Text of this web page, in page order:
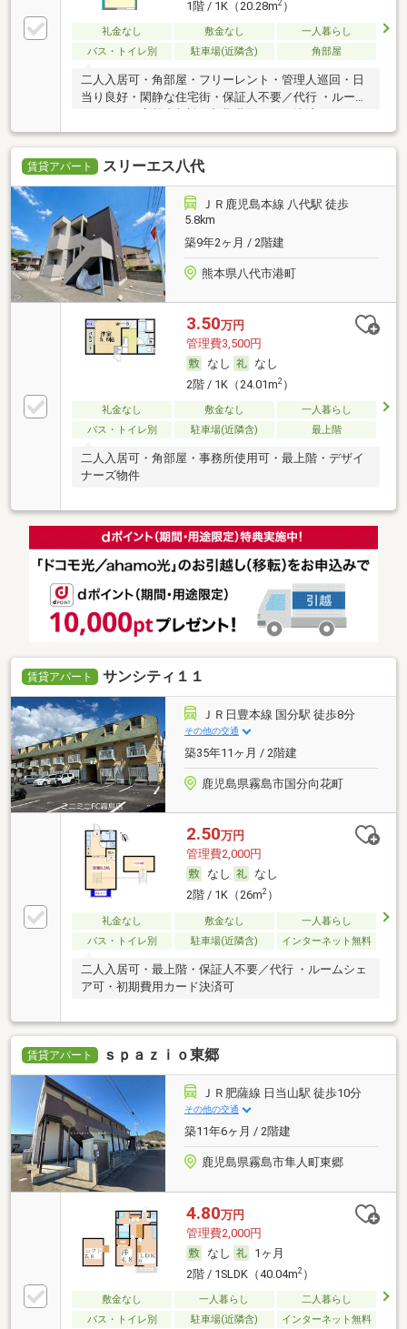
1階 / 1K（20.28m2）
礼金なし 敷金なし
一人暮らし
バス・トイレ別
駐車場(近隣含) 角部屋
二人入居可・角部屋・フリーレント・管理人巡回・日
当り良好・閑静な住宅街・保証人不要／代行 ・ルーム
賃貸アパート スリーエス八代
ＪＲ鹿児島本線 八代駅 徒歩
5.8km
築9年2ヶ月 / 2階建
熊本県八代市港町
3.50万円
管理費3,500円
なし
なし
2階 / 1K（24.01m2）
礼金なし 敷金なし
一人暮らし
バス・トイレ別
駐車場(近隣含) 最上階
二人入居可・角部屋・事務所使用可・最上階・デザイ
ナーズ物件
賃貸アパート サンシティ１１
ＪＲ日豊本線 国分駅 徒歩8分
その他の交通
築35年11ヶ月 / 2階建
鹿児島県霧島市国分向花町
2.50万円
管理費2,000円
なし
なし
2階 / 1K（26m2）
礼金なし 敷金なし
一人暮らし
バス・トイレ別
駐車場(近隣含) インターネット無料
二人入居可・最上階・保証人不要／代行 ・ルームシェ
ア可・初期費用カード決済可
賃貸アパート ｓｐａｚｉｏ東郷
ＪＲ肥薩線 日当山駅 徒歩10分
その他の交通
築11年6ヶ月 / 2階建
鹿児島県霧島市隼人町東郷
4.80万円
管理費2,000円
なし
1ヶ月
2階 / 1SLDK（40.04m2）
敷金なし 一人暮らし
二人暮らし
バス・トイレ別
駐車場(近隣含) インターネット無料